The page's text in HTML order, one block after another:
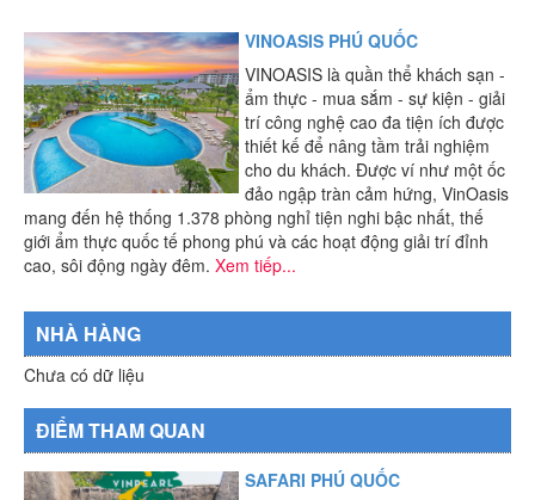
VINOASIS PHÚ QUỐC
VINOASIS là quần thể khách sạn -
ẩm thực - mua sắm - sự kiện - giải
trí công nghệ cao đa tiện ích được
thiết kế để nâng tầm trải nghiệm
cho du khách. Được ví như một ốc
đảo ngập tràn cảm hứng, VinOasis
mang đến hệ thống 1.378 phòng nghỉ tiện nghi bậc nhất, thế
giới ẩm thực quốc tế phong phú và các hoạt động giải trí đỉnh
cao, sôi động ngày đêm. Xem tiếp...
NHÀ HÀNG
Chưa có dữ liệu
ĐIỂM THAM QUAN
SAFARI PHÚ QUỐC